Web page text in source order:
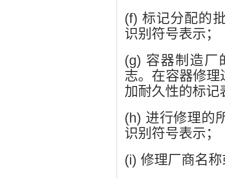
(f) 标记分配的
识别符号表示；
(g) 容器制造厂
志。在容器修
加耐久性的标记
(h) 进行修理的
识别符号表示；
(i) 修理厂商名